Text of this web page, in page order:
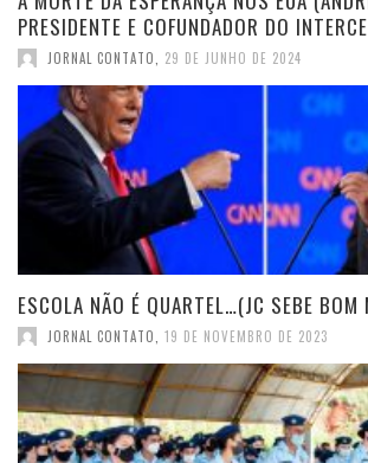
PRESIDENTE E COFUNDADOR DO
JORNAL CONTATO 29 DE JUNHO DE 2024
ESCOLA NÃO É QUARTEL…(JC SEBE BOM
JORNAL CONTATO 19 DE NOVEMBRO DE 2023